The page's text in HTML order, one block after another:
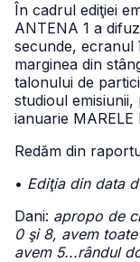
În cadrul ediţiei
ANTENA 1 a
secunde, ecranul
marginea din
talonului de
studioul emisiunii,
ianuarie MARELE
Redăm din
• Ediţia din data
Dani: apropo de
0 şi 8, avem
avem 5...rândul